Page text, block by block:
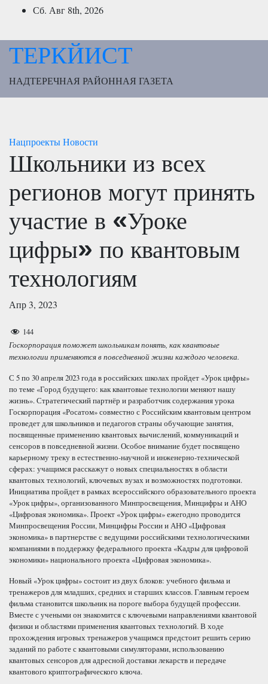
ПерейтиСб. Авг 8th, 2026
ТЕРКЙИСТ
НАДТЕРЕЧНАЯ РАЙОННАЯ ГАЗЕТА
НацпроектыНовости
Школьники из всех
регионов могут принять
участие в «Уроке
цифры» по квантовым
технологиям
Апр 3, 2023
144
Госкорпорация поможет школьникам понять, как квантовые
технологии применяются в повседневной жизни каждого человека.
С 5 по 30 апреля 2023 года в российских школах пройдет «Урок цифры»
по теме «Город будущего: как квантовые технологии меняют нашу
жизнь». Стратегический партнёр и разработчик содержания урока
Госкорпорация «Росатом» совместно с Российским квантовым центром
проведет для школьников и педагогов страны обучающие занятия,
посвященные применению квантовых вычислений, коммуникаций и
сенсоров в повседневной жизни. Особое внимание будет посвящено
карьерному треку в естественно-научной и инженерно-технической
сферах: учащимся расскажут о новых специальностях в области
квантовых технологий, ключевых вузах и возможностях подготовки.
Инициатива пройдет в рамках всероссийского образовательного проекта
«Урок цифры», организованного Минпросвещения, Минцифры и АНО
«Цифровая экономика». Проект «Урок цифры» ежегодно проводится
Минпросвещения России, Минцифры России и АНО «Цифровая
экономика» в партнерстве с ведущими российскими технологическими
компаниями в поддержку федерального проекта «Кадры для цифровой
экономики» национального проекта «Цифровая экономика».
Новый «Урок цифры» состоит из двух блоков: учебного фильма и
тренажеров для младших, средних и старших классов. Главным героем
фильма становится школьник на пороге выбора будущей профессии.
Вместе с учеными он знакомится с ключевыми направлениями квантовой
физики и областями применения квантовых технологий. В ходе
прохождения игровых тренажеров учащимся предстоит решить серию
заданий по работе с квантовыми симуляторами, использованию
квантовых сенсоров для адресной доставки лекарств и передаче
квантового криптографического ключа.